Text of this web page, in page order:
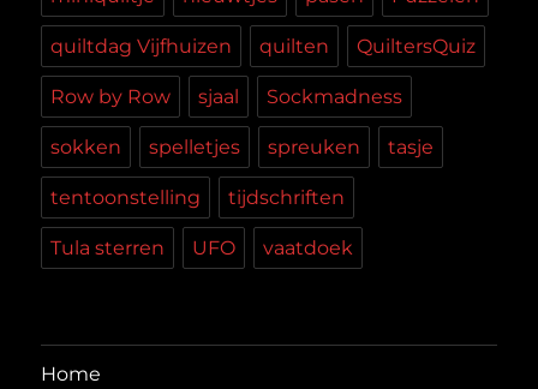
quiltdag Vijfhuizen quilten QuiltersQuiz
Row by Row sjaal Sockmadness
sokken spelletjes spreuken tasje
tentoonstelling tijdschriften
Tula sterren UFO vaatdoek
Home